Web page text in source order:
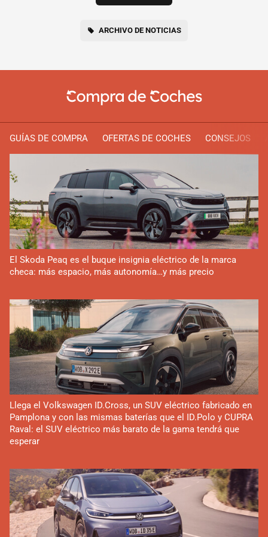
ARCHIVO DE NOTICIAS
GUÍAS DE COMPRA OFERTAS DE COCHES CONSEJOS
El Skoda Peaq es el buque insignia eléctrico de la marca
checa: más espacio, más autonomía…y más precio
Llega el Volkswagen ID.Cross, un SUV eléctrico fabricado en
Pamplona y con las mismas baterías que el ID.Polo y CUPRA
Raval: el SUV eléctrico más barato de la gama tendrá que
esperar